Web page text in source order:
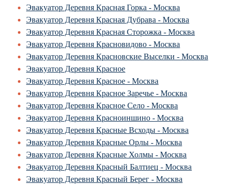
Эвакуатор Деревня Красная Горка - Москва
Эвакуатор Деревня Красная Дубрава - Москва
Эвакуатор Деревня Красная Сторожка - Москва
Эвакуатор Деревня Красновидово - Москва
Эвакуатор Деревня Красновские Выселки - Москва
Эвакуатор Деревня Красное
Эвакуатор Деревня Красное - Москва
Эвакуатор Деревня Красное Заречье - Москва
Эвакуатор Деревня Красное Село - Москва
Эвакуатор Деревня Красноиншино - Москва
Эвакуатор Деревня Красные Всходы - Москва
Эвакуатор Деревня Красные Орлы - Москва
Эвакуатор Деревня Красные Холмы - Москва
Эвакуатор Деревня Красный Балтиец - Москва
Эвакуатор Деревня Красный Берег - Москва